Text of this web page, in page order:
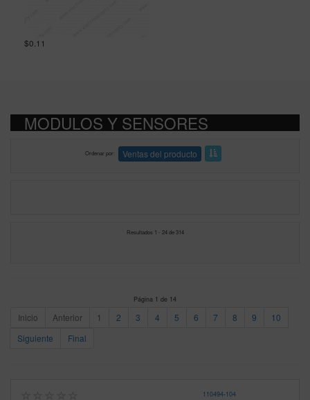
$0.11
MODULOS Y SENSORES
Ordenar por Ventas del producto
Resultados 1 - 24 de 314
Página 1 de 14
Inicio Anterior 1 2 3 4 5 6 7 8 9
10
Siguiente
Final
110494-104